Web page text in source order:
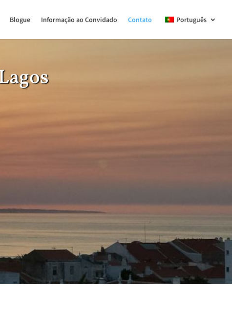
Blogue Informação ao Convidado Contato Português